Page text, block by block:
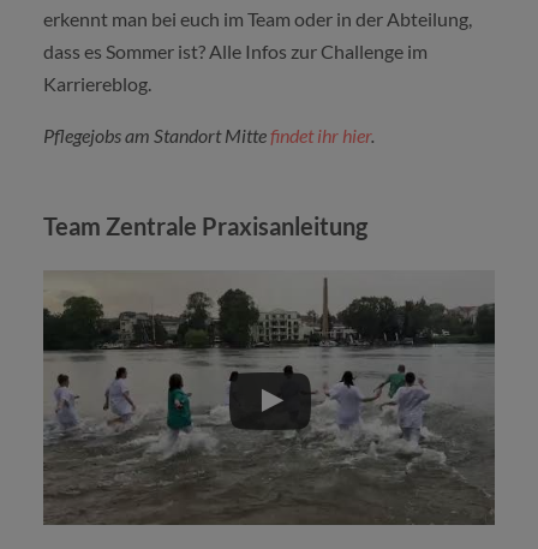
erkennt man bei euch im Team oder in der Abteilung,
dass es Sommer ist? Alle Infos zur Challenge im
Karriereblog.
Pflegejobs am Standort Mittefindet ihr hier.
Team Zentrale Praxisanleitung